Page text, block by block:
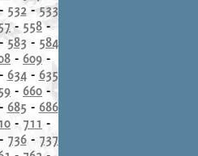
- 532-533
- 558 -
583 - 584
- 609 -
- 634- 635
- 660 -
685 - 686
- 711 -
- 736- 737